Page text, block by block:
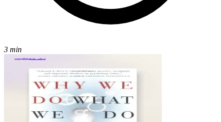
3 min